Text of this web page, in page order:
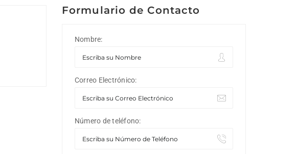
Formulario de Contacto
Nombre:
Correo Electrónico:
Número de teléfono: